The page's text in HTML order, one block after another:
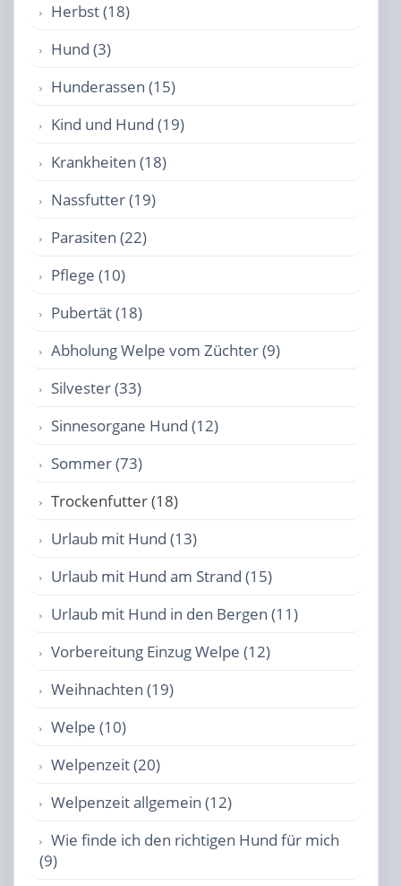
Herbst (18)
Hund (3)
Hunderassen (15)
Kind und Hund (19)
Krankheiten (18)
Nassfutter (19)
Parasiten (22)
Pflege (10)
Pubertät (18)
Abholung Welpe vom Züchter (9)
Silvester (33)
Sinnesorgane Hund (12)
Sommer (73)
Trockenfutter (18)
Urlaub mit Hund (13)
Urlaub mit Hund am Strand (15)
Urlaub mit Hund in den Bergen (11)
Vorbereitung Einzug Welpe (12)
Weihnachten (19)
Welpe (10)
Welpenzeit (20)
Welpenzeit allgemein (12)
Wie finde ich den richtigen Hund für mich
(9)